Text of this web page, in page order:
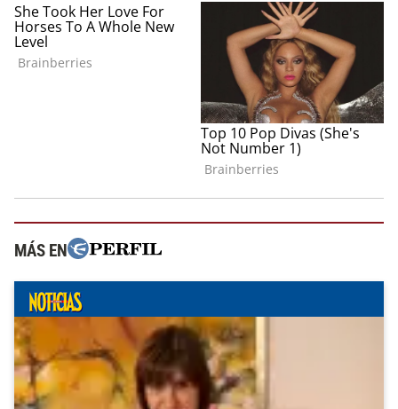
MÁS EN